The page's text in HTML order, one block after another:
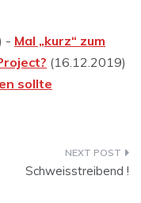
- Mal „kurz“ zum
(16.12.2019)
sollte
Schweisstreibend !